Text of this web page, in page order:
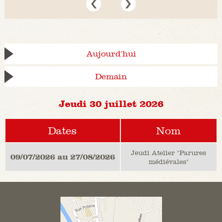
Aujourd'hui
Demain
Jeudi 30 juillet 2026
Dates Nom
09/07/2026 au 27/08/2026
Jeudi Atelier "Parures
médiévales"